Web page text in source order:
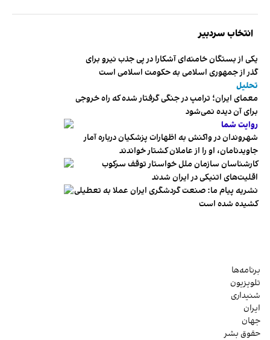
انتخاب سردبیر
یکی از بستگان خامنه‌ای آشکارا در پی جذب نیرو برای
گذر از جمهوری اسلامی به حکومت اسلامی است
تحلیل
معمای ایران؛ ترامپ در جنگی گرفتار شده که راه خروجی
برای آن دیده نمی‌شود
روایت شما
شهروندان در واکنش به اظهارات پزشکیان درباره آمار
جاویدنامان، او را از عاملان کشتار خواندند
کارشناسان سازمان ملل خواستار توقف سرکوب
اقلیت‌های اتنیکی در ایران شدند
نشریه پیام ما: صنعت گردشگری ایران عملا به تعطیلی
کشیده شده است
برنامه‌ها
تلویزیون
شنیداری
ایران
جهان
حقوق بشر